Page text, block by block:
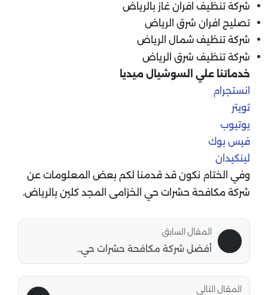
شركة تنظيف افران غاز بالرياض
تصليح افران شرق الرياض
شركة تنظيف شمال الرياض
شركة تنظيف شرق الرياض
خدماتنا علي السوشيال ميديا
انستجرام
تويتر
يوتيوب
فيس بوك
لينكيدان
وفي الختام نكون قد قدمنا لكم بعض المعلومات عن
شركة مكافحة حشرات حي الخزامى المجد كلين بالرياض.
المقال السابق
أفضل شركة مكافحة حشرات حي..
المقال التالى